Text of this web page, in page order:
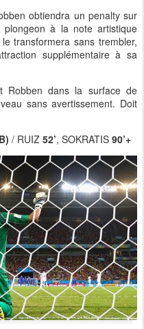
obtiendra un penalty sur
plongeon à la note artistique
transformera sans trembler,
supplémentaire à sa
Robben dans la surface de
sans avertissement. Doit
/ RUIZ 52’, SOKRATIS 90’+